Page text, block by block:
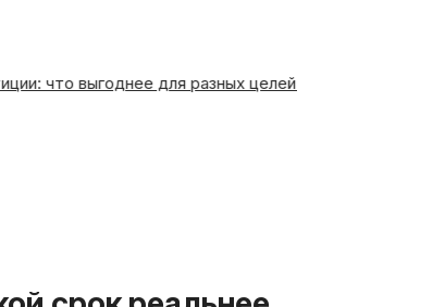
выгоднее для разных целей — от отпуска до